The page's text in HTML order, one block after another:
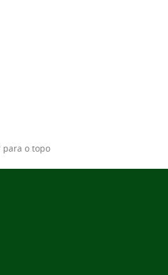
para o topo